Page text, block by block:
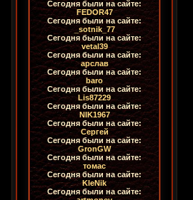
Сегодня были на сайте:
FEDOR47
Сегодня были на сайте:
_sotnik_77
Сегодня были на сайте:
vetal39
Сегодня были на сайте:
арслав
Сегодня были на сайте:
baro
Сегодня были на сайте:
Lis87229
Сегодня были на сайте:
NIK1967
Сегодня были на сайте:
Сергей
Сегодня были на сайте:
GronGW
Сегодня были на сайте:
томас
Сегодня были на сайте:
KleNik
Сегодня были на сайте: